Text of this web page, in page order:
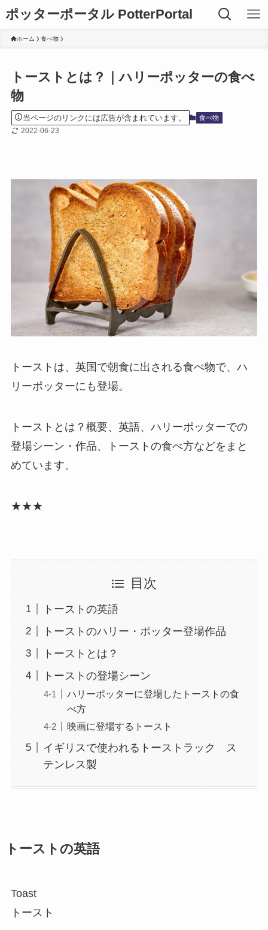
ポッターポータル PotterPortal
ホーム 食べ物
トーストとは？｜ハリーポッターの食べ
物
当ページのリンクには広告が含まれています。 食べ物
2022-06-23
トーストは、英国で朝食に出される食べ物で、ハ
リーポッターにも登場。
トーストとは？概要、英語、ハリーポッターでの
登場シーン・作品、トーストの食べ方などをまと
めています。
★★★
目次
トーストの英語
トーストのハリー・ポッター登場作品
トーストとは？
トーストの登場シーン
ハリーポッターに登場したトーストの食
べ方
映画に登場するトースト
イギリスで使われるトーストラック ス
テンレス製
トーストの英語
Toast
トースト